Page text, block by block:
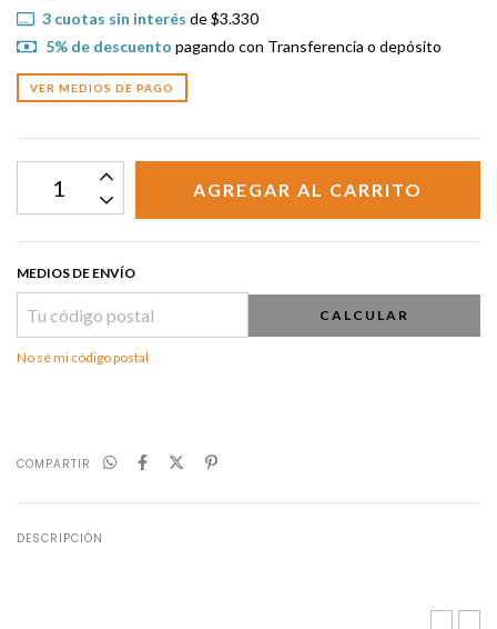
3cuotas sin interés de$3.330
5% de descuento pagando con Transferencia o depósito
VER MEDIOS DE PAGO
MEDIOS DE ENVÍO
CALCULAR
No sé mi código postal
COMPARTIR
DESCRIPCIÓN